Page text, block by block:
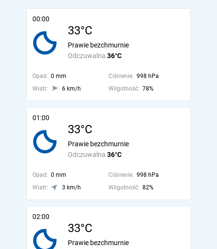
00:00
33°C
Odczuwalna 36°C
Prawie bezchmurnie
Opad: 0 mm Ciśnienie: 998 hPa
Wiatr:
6 km/h Wilgotność: 78%
01:00
33°C
Odczuwalna 36°C
Prawie bezchmurnie
Opad: 0 mm Ciśnienie: 998 hPa
Wiatr:
3 km/h Wilgotność: 82%
02:00
33°C
Prawie bezchmurnie